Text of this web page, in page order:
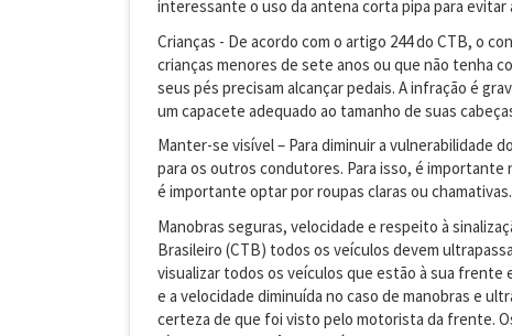
interessante o uso da antena corta pipa para evitar
Crianças - De acordo com o artigo 244 do CTB, o
crianças menores de sete anos ou que não tenha
seus pés precisam alcançar pedais. A infração é
um capacete adequado ao tamanho de suas
Manter-se visível – Para diminuir a vulnerabilidade
para os outros condutores. Para isso, é
é importante optar por roupas claras ou
Manobras seguras, velocidade e respeito à
Brasileiro (CTB) todos os veículos devem
visualizar todos os veículos que estão à sua frente
e a velocidade diminuída no caso de manobras e
certeza de que foi visto pelo motorista da frente.